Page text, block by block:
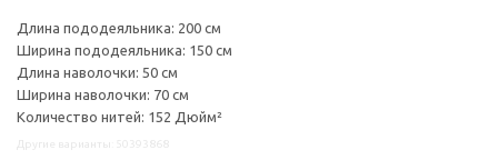
Длина пододеяльника: 200 см
Ширина пододеяльника: 150 см
Длина наволочки: 50 см
Ширина наволочки: 70 см
Количество нитей: 152 Дюйм²